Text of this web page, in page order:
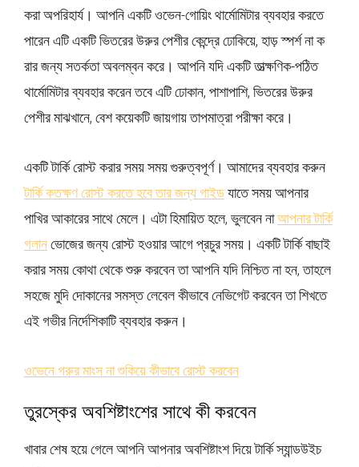
করা অপরিহার্য। আপনি একটি ওভেন-গোয়িং থার্মোমিটার ব্যবহার করতে
পারেন এটি একটি ভিতরের উরুর পেশীর কেন্দ্রে ঢোকিয়ে, হাড় স্পর্শ না ক
রার জন্য সতর্কতা অবলম্বন করে। আপনি যদি একটি তাত্ক্ষণিক-পঠিত
থার্মোমিটার ব্যবহার করেন তবে এটি ঢোকান, পাশাপাশি, ভিতরের উরুর
পেশীর মাঝখানে, বেশ কয়েকটি জায়গায় তাপমাত্রা পরীক্ষা করে।
একটি টার্কি রোস্ট করার সময় সময় গুরুত্বপূর্ণ। আমাদের ব্যবহার করুন
টার্কি কতক্ষণ রোস্ট করতে হবে তার জন্য গাইডযাতে সময় আপনার
পাখির আকারের সাথে মেলে। এটা হিমায়িত হলে, ভুলবেন নাআপনার টার্কি
গলানভোজের জন্য রোস্ট হওয়ার আগে প্রচুর সময়। একটি টার্কি বাছাই
করার সময় কোথা থেকে শুরু করবেন তা আপনি যদি নিশ্চিত না হন, তাহলে
সহজে মুদি দোকানের সমস্ত লেবেল কীভাবে নেভিগেট করবেন তা শিখতে
এই গভীর নির্দেশিকাটি ব্যবহার করুন।
ওভেনে গরুর মাংস না শুকিয়ে কীভাবে রোস্ট করবেন
তুরস্কের অবশিষ্টাংশের সাথে কী করবেন
খাবার শেষ হয়ে গেলে আপনি আপনার অবশিষ্টাংশ দিয়ে টার্কি স্যান্ডউইচ